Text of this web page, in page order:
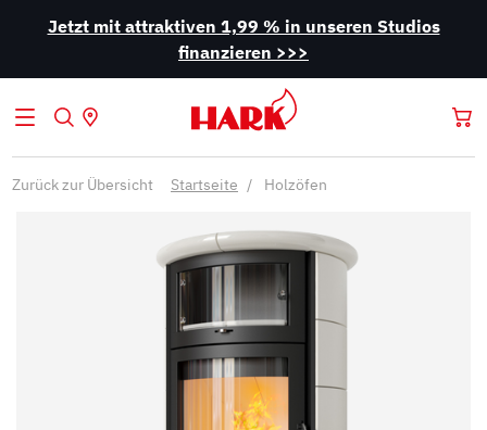
Jetzt mit attraktiven 1,99 % in unseren Studios
finanzieren >>>
Zurück zur Übersicht Startseite Holzöfen